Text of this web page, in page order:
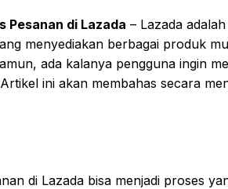
Pesanan di Lazada – Lazada
menyediakan berbagai produk
ada kalanya pengguna ingin
ini akan membahas secara
di Lazada bisa menjadi proses